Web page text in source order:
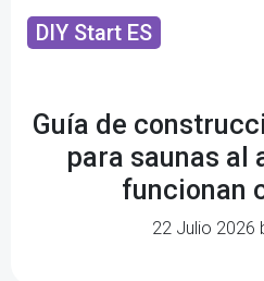
DIY Start ES
Guía de
para saunas al
funcionan
22 Julio 2026